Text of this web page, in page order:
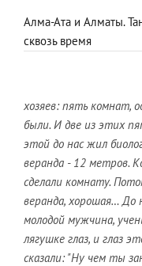
Алма-Ата и Алматы.
сквозь время
хозяев: пять комнат,
были. И две из этих
этой до нас жил
веранда - 12 метров.
сделали комнату.
веранда, хорошая…
молодой мужчина,
лягушке глаз, и глаз
сказали: "Ну чем ты